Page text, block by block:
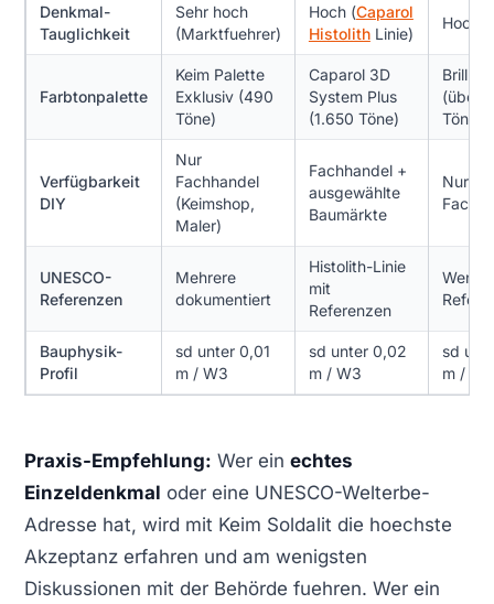
Denkmal-
Tauglichkeit
Sehr hoch
(Marktfuehrer)
Hoch (Caparol
HistolithLinie)
Hoch
Farbtonpalette
Keim Palette
Exklusiv (490
Töne)
Caparol 3D
System Plus
(1.650 Töne)
Brillux
(über
Töne)
Verfügbarkeit
DIY
Nur
Fachhandel
(Keimshop,
Maler)
Fachhandel +
ausgewählte
Baumärkte
Nur
UNESCO-
Referenzen
Mehrere
dokumentiert
Histolith-Linie
mit
Referenzen
Bauphysik-
Profil
sd unter 0,01
m / W3
sd unter 0,02
m / W3
sd
m / W3
Praxis-Empfehlung: Wer ein echtes
Einzeldenkmal oder eine UNESCO-Welterbe-
Adresse hat, wird mit Keim Soldalit die hoechste
Akzeptanz erfahren und am wenigsten
Diskussionen mit der Behörde fuehren. Wer ein